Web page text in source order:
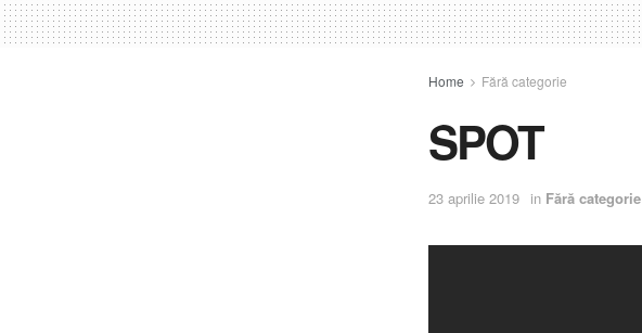
Home Fără categorie
SPOT
23 aprilie 2019 in Fără categorie